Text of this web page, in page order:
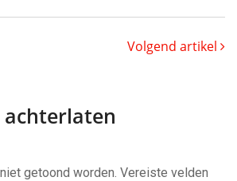
Volgend artikel
achterlaten
getoond worden. Vereiste velden